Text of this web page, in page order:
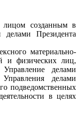
созданным в
делами Президента
материально-
и физических лиц,
делами
делами
подведомственных
в целях